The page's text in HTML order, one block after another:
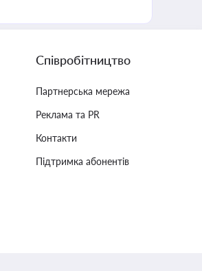
Співробітництво
Партнерська мережа
Реклама та PR
Контакти
Підтримка абонентів